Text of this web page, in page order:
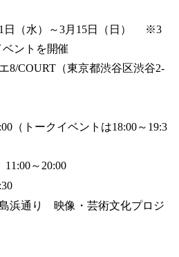
日（水）～3月15日（日） ※3
ントを開催
8/COURT（東京都渋谷区渋谷2-
（トークイベントは18:00～19:3
11:00～20:00
浜通り 映像・芸術文化プロジ